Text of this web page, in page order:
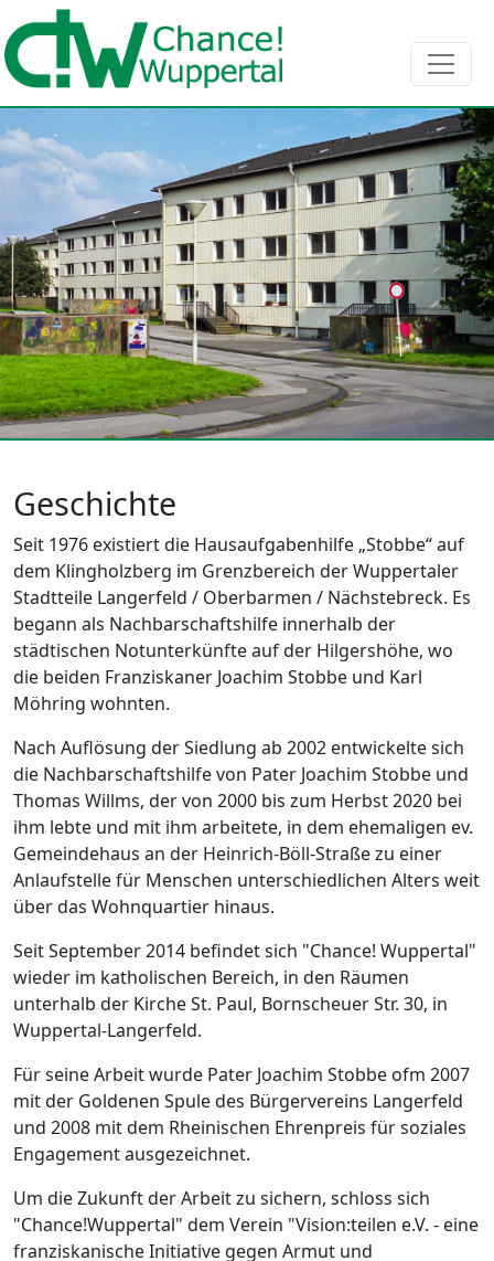
Geschichte
Seit 1976 existiert die Hausaufgabenhilfe „Stobbe“ auf
dem Klingholzberg im Grenzbereich der Wuppertaler
Stadtteile Langerfeld / Oberbarmen / Nächstebreck. Es
begann als Nachbarschaftshilfe innerhalb der
städtischen Notunterkünfte auf der Hilgershöhe, wo
die beiden Franziskaner Joachim Stobbe und Karl
Möhring wohnten.
Nach Auflösung der Siedlung ab 2002 entwickelte sich
die Nachbarschaftshilfe von Pater Joachim Stobbe und
Thomas Willms, der von 2000 bis zum Herbst 2020 bei
ihm lebte und mit ihm arbeitete, in dem ehemaligen ev.
Gemeindehaus an der Heinrich-Böll-Straße zu einer
Anlaufstelle für Menschen unterschiedlichen Alters weit
über das Wohnquartier hinaus.
Seit September 2014 befindet sich "Chance! Wuppertal"
wieder im katholischen Bereich, in den Räumen
unterhalb der Kirche St. Paul, Bornscheuer Str. 30, in
Wuppertal-Langerfeld.
Für seine Arbeit wurde Pater Joachim Stobbe ofm 2007
mit der Goldenen Spule des Bürgervereins Langerfeld
und 2008 mit dem Rheinischen Ehrenpreis für soziales
Engagement ausgezeichnet.
Um die Zukunft der Arbeit zu sichern, schloss sich
"Chance!Wuppertal" dem Verein "Vision:teilen e.V. - eine
franziskanische Initiative gegen Armut und